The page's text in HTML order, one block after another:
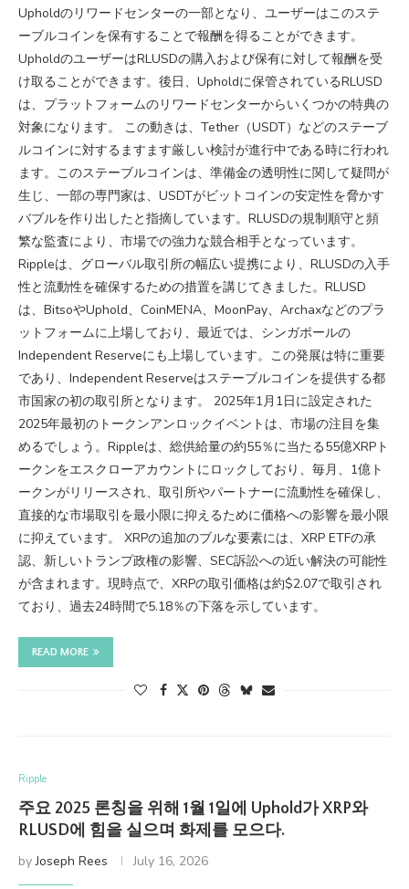
Upholdのリワードセンターの一部となり、ユーザーはこのステ
ーブルコインを保有することで報酬を得ることができます。
UpholdのユーザーはRLUSDの購入および保有に対して報酬を受
け取ることができます。後日、Upholdに保管されているRLUSD
は、プラットフォームのリワードセンターからいくつかの特典の
対象になります。 この動きは、Tether（USDT）などのステーブ
ルコインに対するますます厳しい検討が進行中である時に行われ
ます。このステーブルコインは、準備金の透明性に関して疑問が
生じ、一部の専門家は、USDTがビットコインの安定性を脅かす
バブルを作り出したと指摘しています。RLUSDの規制順守と頻
繁な監査により、市場での強力な競合相手となっています。
Rippleは、グローバル取引所の幅広い提携により、RLUSDの入手
性と流動性を確保するための措置を講じてきました。RLUSD
は、BitsoやUphold、CoinMENA、MoonPay、Archaxなどのプラ
ットフォームに上場しており、最近では、シンガポールの
Independent Reserveにも上場しています。この発展は特に重要
であり、Independent Reserveはステーブルコインを提供する都
市国家の初の取引所となります。 2025年1月1日に設定された
2025年最初のトークンアンロックイベントは、市場の注目を集
めるでしょう。Rippleは、総供給量の約55％に当たる55億XRPト
ークンをエスクローアカウントにロックしており、毎月、1億ト
ークンがリリースされ、取引所やパートナーに流動性を確保し、
直接的な市場取引を最小限に抑えるために価格への影響を最小限
に抑えています。 XRPの追加のブルな要素には、XRP ETFの承
認、新しいトランプ政権の影響、SEC訴訟への近い解決の可能性
が含まれます。現時点で、XRPの取引価格は約$2.07で取引され
ており、過去24時間で5.18％の下落を示しています。
READ MORE
Ripple
주요 2025 론칭을 위해 1월 1일에 Uphold가 XRP와
RLUSD에 힘을 실으며 화제를 모으다.
byJoseph Rees July 16, 2026